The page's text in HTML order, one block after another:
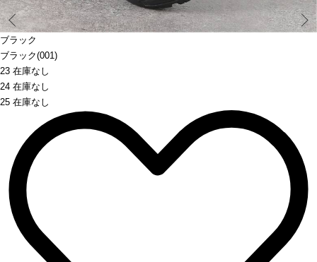
ブラック
ブラック(001)
23 在庫なし
24 在庫なし
25 在庫なし
Prev